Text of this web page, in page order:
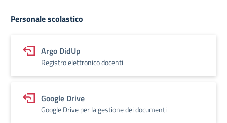
Personale scolastico
Argo DidUp
Registro elettronico docenti
Google Drive
Google Drive per la gestione dei documenti